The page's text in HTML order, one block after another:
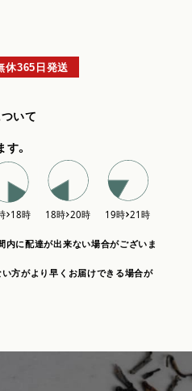
休365日発送
いて
。
に配達が出来ない場合がございま
方がより早くお届けできる場合が